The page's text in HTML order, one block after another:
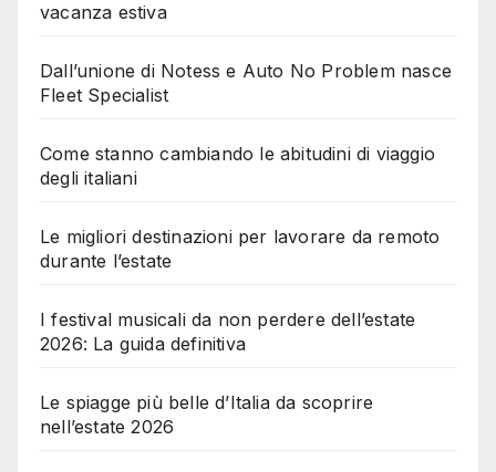
vacanza estiva
Dall’unione di Notess e Auto No Problem nasce
Fleet Specialist
Come stanno cambiando le abitudini di viaggio
degli italiani
Le migliori destinazioni per lavorare da remoto
durante l’estate
I festival musicali da non perdere dell’estate
2026: La guida definitiva
Le spiagge più belle d’Italia da scoprire
nell’estate 2026